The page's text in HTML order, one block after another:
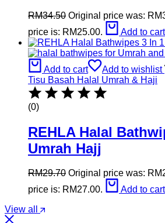
RM34.50 Original price was:
price is: RM25.00.
Add to cart
Add to cart
Add to wishlist
Tisu Basah Halal Umrah & Haji
(0)
REHLA Halal
Umrah Hajj
RM29.70 Original price was:
price is: RM27.00.
Add to cart
View all